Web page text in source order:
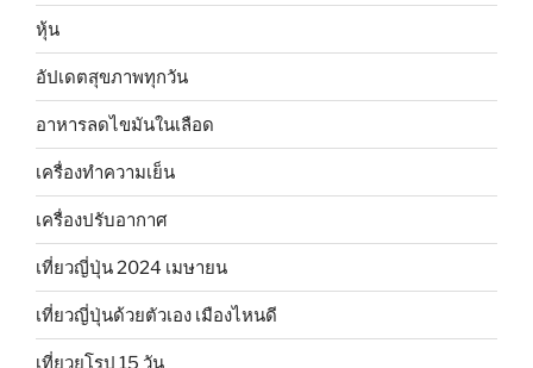
หุ้น
อัปเดตสุขภาพทุกวัน
อาหารลดไขมันในเลือด
เครื่องทำความเย็น
เครื่องปรับอากาศ
เที่ยวญี่ปุ่น 2024 เมษายน
เที่ยวญี่ปุ่นด้วยตัวเอง เมืองไหนดี
เที่ยวยุโรป 15 วัน